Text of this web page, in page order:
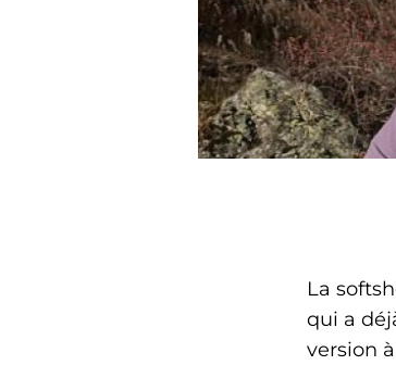
La
qui a
version